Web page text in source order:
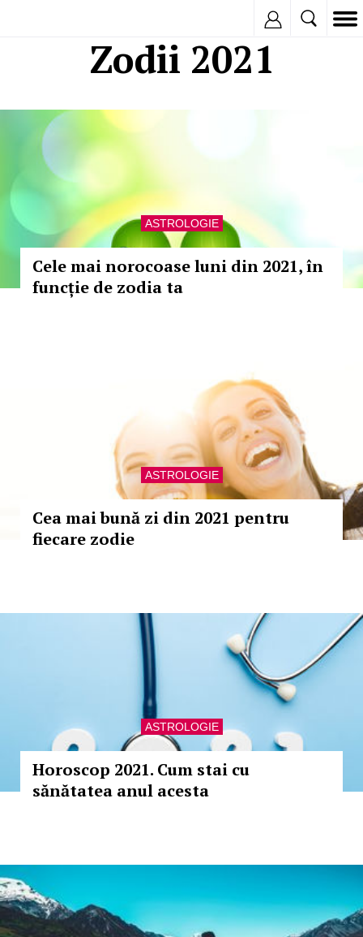
Zodii 2021
ASTROLOGIE
Cele mai norocoase luni din 2021, în
funcție de zodia ta
ASTROLOGIE
Cea mai bună zi din 2021 pentru
fiecare zodie
ASTROLOGIE
Horoscop 2021. Cum stai cu
sănătatea anul acesta